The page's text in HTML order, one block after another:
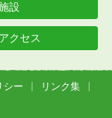
設
クセス
シー
リンク集